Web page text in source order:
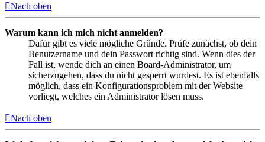
Nach oben
Warum kann ich mich nicht anmelden?
Dafür gibt es viele mögliche Gründe. Prüfe zunächst, ob dein
Benutzername und dein Passwort richtig sind. Wenn dies der
Fall ist, wende dich an einen Board-Administrator, um
sicherzugehen, dass du nicht gesperrt wurdest. Es ist ebenfalls
möglich, dass ein Konfigurationsproblem mit der Website
vorliegt, welches ein Administrator lösen muss.
Nach oben